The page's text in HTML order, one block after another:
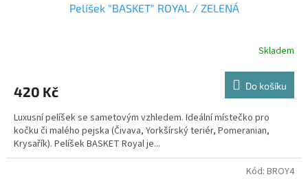
Pelíšek "BASKET" ROYAL / ZELENÁ
Skladem
420 Kč Do košíku
Luxusní pelíšek se sametovým vzhledem. Ideální místečko pro
kočku či malého pejska (Čivava, Yorkšírský teriér, Pomeranian,
Krysařík). Pelíšek BASKET Royal je...
Kód: BROY4